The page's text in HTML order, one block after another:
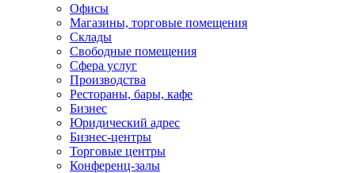
Офисы
Магазины, торговые помещения
Склады
Свободные помещения
Сфера услуг
Производства
Рестораны, бары, кафе
Бизнес
Юридический адрес
Бизнес-центры
Торговые центры
Конференц-залы